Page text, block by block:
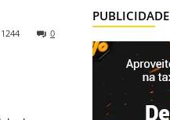
0
1244
PUBLICIDADE